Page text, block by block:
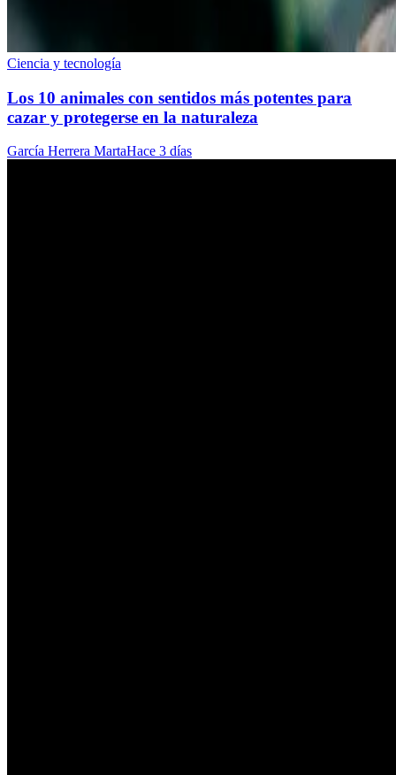
Ciencia y tecnología
Los 10 animales con sentidos más potentes para
cazar y protegerse en la naturaleza
García Herrera MartaHace 3 días